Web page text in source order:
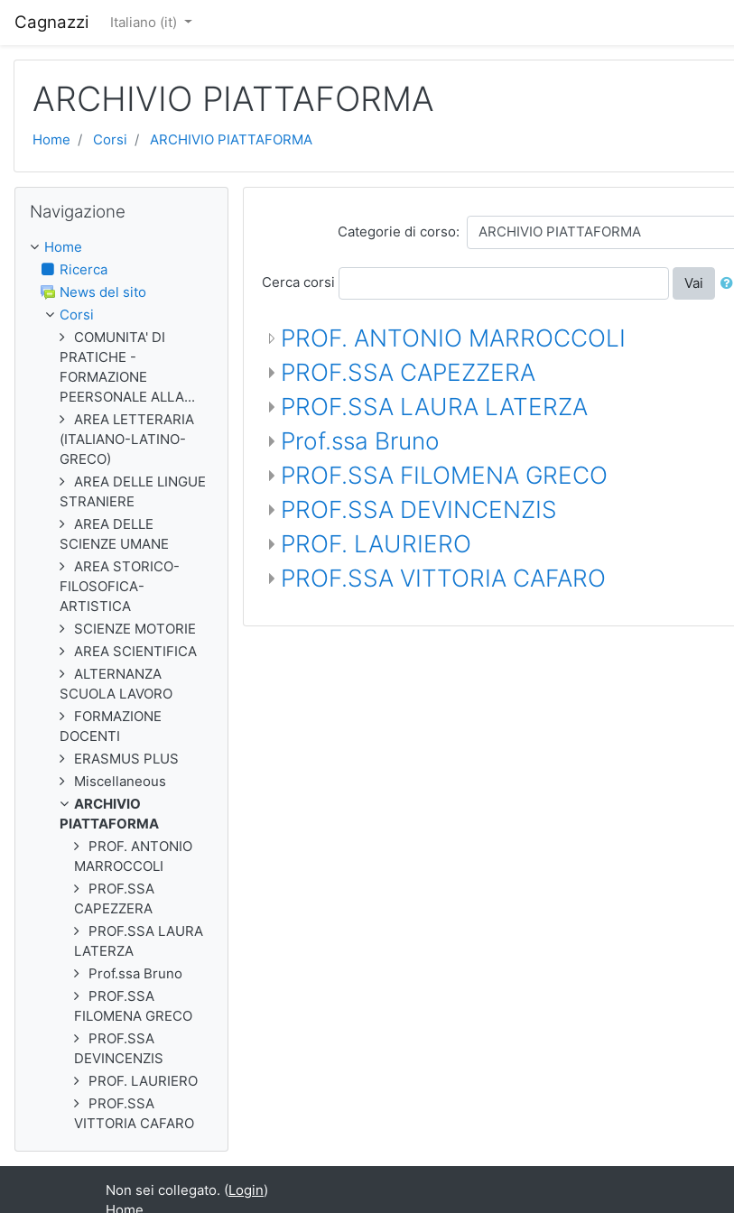
Cagnazzi Italiano ‎(it)‎
ARCHIVIO PIATTAFORMA
Home Corsi ARCHIVIO PIATTAFORMA
Categorie di corso:
Cerca corsi
Vai
PROF. ANTONIO MARROCCOLI
PROF.SSA CAPEZZERA
PROF.SSA LAURA LATERZA
Prof.ssa Bruno
PROF.SSA FILOMENA GRECO
PROF.SSA DEVINCENZIS
PROF. LAURIERO
PROF.SSA VITTORIA CAFARO
Navigazione
Home
Ricerca
News del sito
Corsi
COMUNITA' DI
PRATICHE -
FORMAZIONE
PEERSONALE ALLA...
AREA LETTERARIA
(ITALIANO-LATINO-
GRECO)
AREA DELLE LINGUE
STRANIERE
AREA DELLE
SCIENZE UMANE
AREA STORICO-
FILOSOFICA-
ARTISTICA
SCIENZE MOTORIE
AREA SCIENTIFICA
ALTERNANZA
SCUOLA LAVORO
FORMAZIONE
DOCENTI
ERASMUS PLUS
Miscellaneous
ARCHIVIO
PIATTAFORMA
PROF. ANTONIO
MARROCCOLI
PROF.SSA
CAPEZZERA
PROF.SSA LAURA
LATERZA
Prof.ssa Bruno
PROF.SSA
FILOMENA GRECO
PROF.SSA
DEVINCENZIS
PROF. LAURIERO
PROF.SSA
VITTORIA CAFARO
Non sei collegato. (Login)